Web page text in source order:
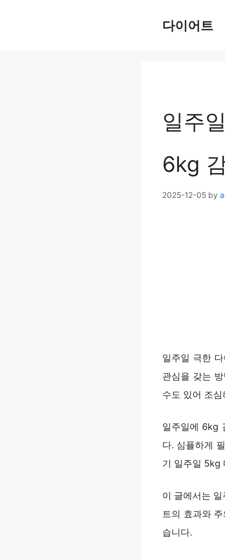
다이어트
일주
6kg
2025-12-05 by
일주일 극한
관심을 갖는
수도 있어 조
일주일에 6kg
다. 심플하게
기 일주일 5kg
이 글에서는
트의 효과와
습니다.